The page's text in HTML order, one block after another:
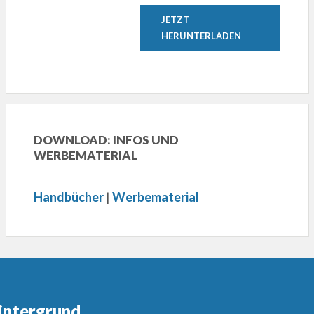
JETZT
HERUNTERLADEN
DOWNLOAD: INFOS UND
WERBEMATERIAL
Handbücher| Werbematerial